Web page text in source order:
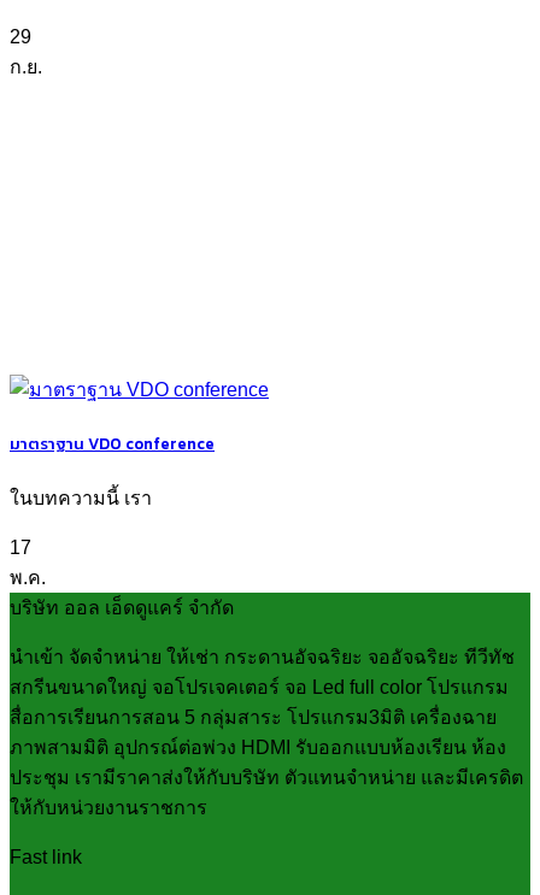
29
ก.ย.
มาตราฐาน VDO conference
ในบทความนี้ เรา
17
พ.ค.
บริษัท ออล เอ็ดดูแคร์ จำกัด
นำเข้า จัดจำหน่าย ให้เช่า กระดานอัจฉริยะ จออัจฉริยะ ทีวีทัช
สกรีนขนาดใหญ่ จอโปรเจคเตอร์ จอ Led full color โปรแกรม
สื่อการเรียนการสอน 5 กลุ่มสาระ โปรแกรม3มิติ เครื่องฉาย
ภาพสามมิติ อุปกรณ์ต่อพ่วง HDMI รับออกแบบห้องเรียน ห้อง
ประชุม เรามีราคาส่งให้กับบริษัท ตัวแทนจำหน่าย และมีเครดิต
ให้กับหน่วยงานราชการ
Fast link